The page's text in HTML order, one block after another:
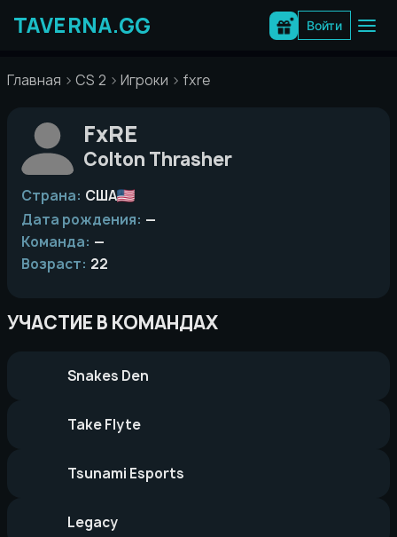
содержимому
Войти
Главная CS 2 Игроки fxre
FxRE
Colton Thrasher
Страна: США
Дата рождения: —
Команда: —
Возраст: 22
УЧАСТИЕ В КОМАНДАХ
Snakes Den
Take Flyte
Tsunami Esports
Legacy